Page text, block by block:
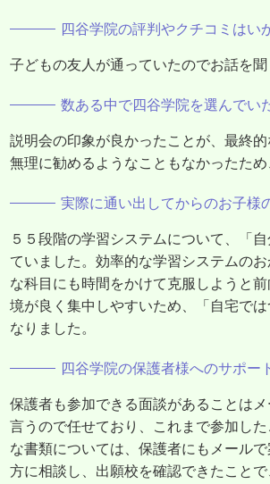
四谷学院の評判やクチコミはい
子どもの友人が通っていたのでお話を
数ある中で四谷学院を選んでい
説明会の印象が良かったことが、最終
無理に勧めるようなこともなかったた
実際に通い出してからのお子様
５５段階の学習システムについて、「
ていました。効率的な学習システムの
な科目にも時間をかけて克服しようと
境が良く集中しやすいため、「自宅で
なりました。
四谷学院の保護者様へのサポー
保護者も参加できる面談があることは
言うので任せており、これまで参加し
な書類については、保護者にもメール
方に相談し、出願校を確認できたことで